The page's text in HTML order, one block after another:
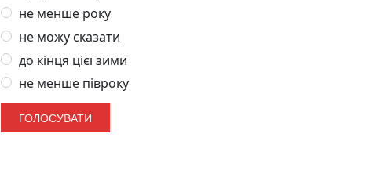
не менше року
не можу сказати
до кінця цієї зими
не менше півроку